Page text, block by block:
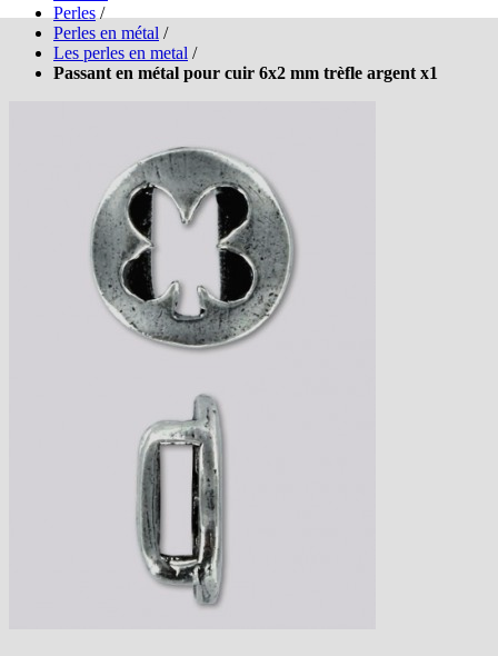
Perles /
Perles en métal /
Les perles en metal /
Passant en métal pour cuir 6x2 mm trèfle argent x1